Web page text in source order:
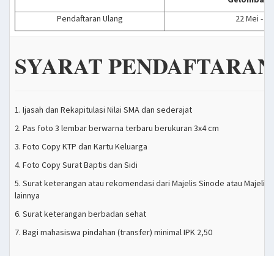
Pendaftaran Ulang
22 Mei - 7
SYARAT PENDAFTARAN
1. Ijasah dan Rekapitulasi Nilai SMA dan sederajat
2. Pas foto 3 lembar berwarna terbaru berukuran 3x4 cm
3. Foto Copy KTP dan Kartu Keluarga
4. Foto Copy Surat Baptis dan Sidi
5. Surat keterangan atau rekomendasi dari Majelis Sinode atau Majelis
lainnya
6. Surat keterangan berbadan sehat
7. Bagi mahasiswa pindahan (transfer) minimal IPK 2,50